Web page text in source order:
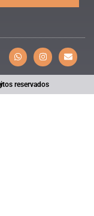
reservados